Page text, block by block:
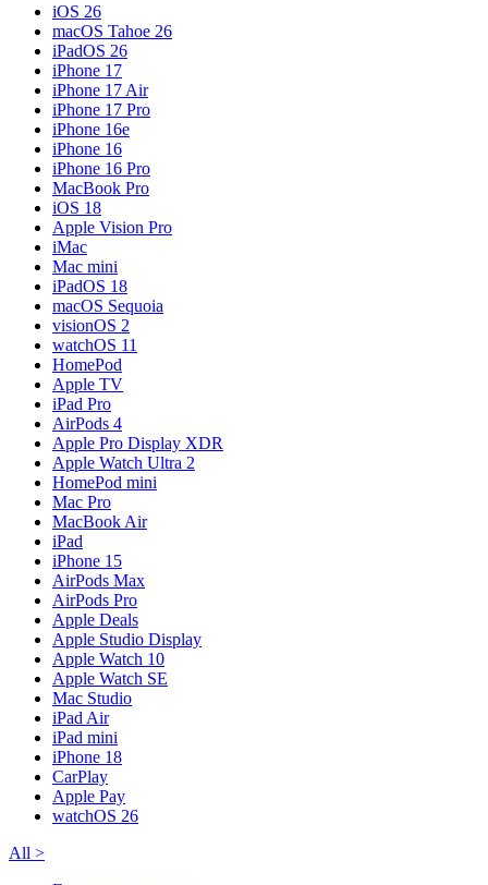
iOS 26
macOS Tahoe 26
iPadOS 26
iPhone 17
iPhone 17 Air
iPhone 17 Pro
iPhone 16e
iPhone 16
iPhone 16 Pro
MacBook Pro
iOS 18
Apple Vision Pro
iMac
Mac mini
iPadOS 18
macOS Sequoia
visionOS 2
watchOS 11
HomePod
Apple TV
iPad Pro
AirPods 4
Apple Pro Display XDR
Apple Watch Ultra 2
HomePod mini
Mac Pro
MacBook Air
iPad
iPhone 15
AirPods Max
AirPods Pro
Apple Deals
Apple Studio Display
Apple Watch 10
Apple Watch SE
Mac Studio
iPad Air
iPad mini
iPhone 18
CarPlay
Apple Pay
watchOS 26
All >